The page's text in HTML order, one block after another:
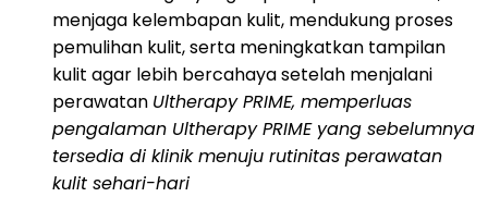
menjaga kelembapan kulit, mendukung proses
pemulihan kulit, serta meningkatkan tampilan
kulit agar lebih bercahaya setelah menjalani
perawatan Ultherapy PRIME, memperluas
pengalaman Ultherapy PRIME yang sebelumnya
tersedia di klinik menuju rutinitas perawatan
kulit sehari-hari